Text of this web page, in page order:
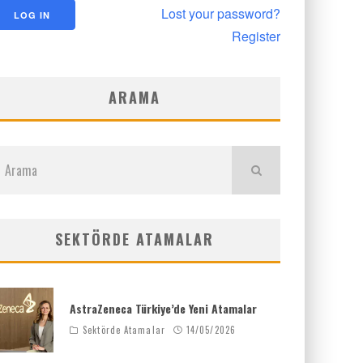
Lost your password?
Register
ARAMA
SEKTÖRDE ATAMALAR
AstraZeneca Türkiye’de Yeni Atamalar
Sektörde Atamalar 14/05/2026